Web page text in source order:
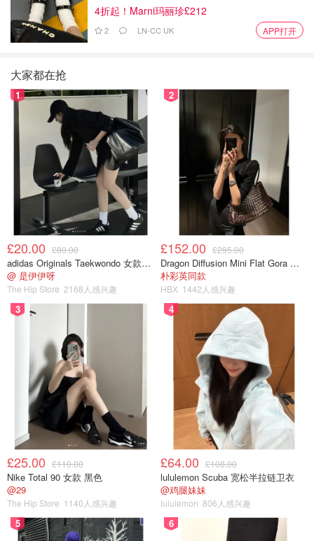
4折起！Marni玛丽珍£212
2 LN-CC UK APP打开
大家都在抢
1
£20.00 £80.00
adidas Originals Taekwondo 女款黑色运动鞋
@ 是伊伊呀
The Hip Store 2168人感兴趣
2
£152.00 £295.00
Dragon Diffusion Mini Flat Gora 深棕色手提包
朴彩英同款
HBX 1442人感兴趣
3
£25.00 £110.00
Nike Total 90 女款 黑色
@29
The Hip Store 1140人感兴趣
4
£64.00 £108.00
lululemon Scuba 宽松半拉链卫衣
@鸡腿妹妹
lululemon 806人感兴趣
5 6